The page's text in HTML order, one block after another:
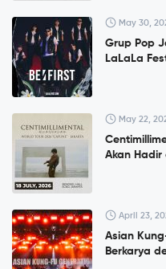
May 30,
Grup Pop
LaLaLa
May 22,
Akan Hadir
April 23,
Asian
Berkarya